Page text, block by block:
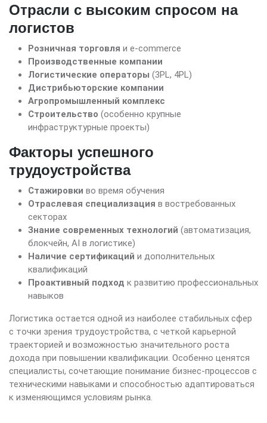
Отрасли с высоким спросом на
логистов
Розничная торговля и e-commerce
Производственные компании
Логистические операторы (3PL, 4PL)
Дистрибьюторские компании
Агропромышленный комплекс
Строительство (особенно крупные
инфраструктурные проекты)
Факторы успешного
трудоустройства
Стажировки во время обучения
Отраслевая специализация в востребованных
секторах
Знание современных технологий (автоматизация,
блокчейн, AI в логистике)
Наличие сертификаций и дополнительных
квалификаций
Проактивный подход к развитию профессиональных
навыков
Логистика остается одной из наиболее стабильных сфер
с точки зрения трудоустройства, с четкой карьерной
траекторией и возможностью значительного роста
дохода при повышении квалификации. Особенно ценятся
специалисты, сочетающие понимание бизнес-процессов с
техническими навыками и способностью адаптироваться
к изменяющимся условиям рынка.